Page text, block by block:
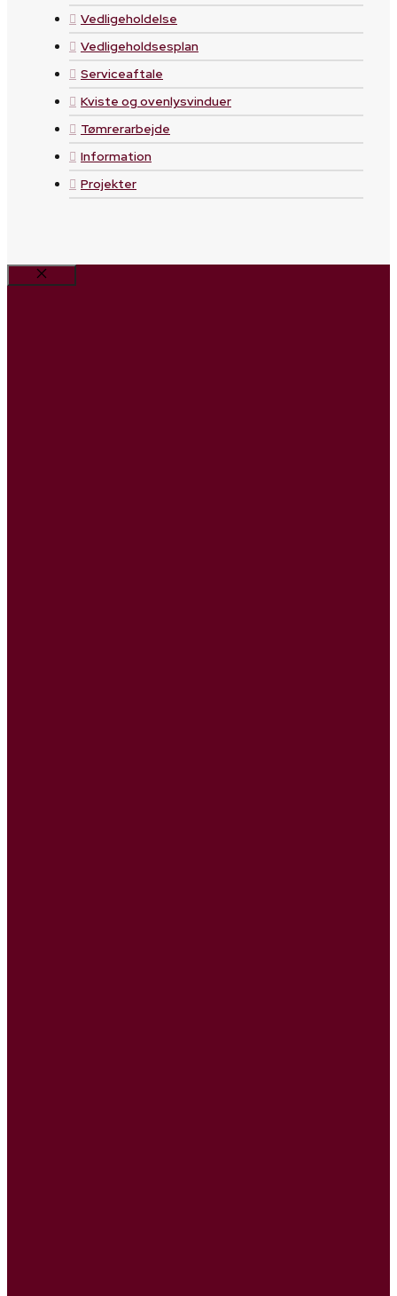
Vedligeholdelse
Vedligeholdsesplan
Serviceaftale
Kviste og ovenlysvinduer
Tømrerarbejde
Information
Projekter
Luk